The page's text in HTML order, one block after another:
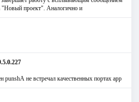
"Новый проект". Аналогично и
не встречал качественных портах app